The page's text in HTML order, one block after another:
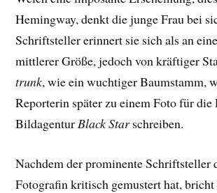
Hemingway, denkt die junge Frau bei
Schriftsteller erinnert sie sich als an
mittlerer Größe, jedoch von kräftiger
trunk, wie ein wuchtiger Baumstamm,
Reporterin später zu einem Foto für die
BildagenturBlack Starschreiben.
Nachdem der prominente Schriftsteller
Fotografin kritisch gemustert hat, bricht